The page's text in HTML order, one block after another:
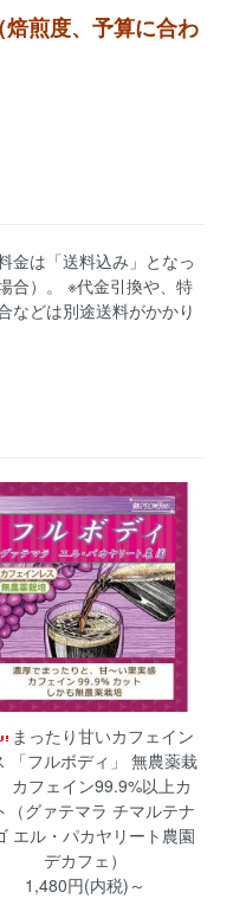
煎度、予算に合わ
金は「送料込み」となっ
合）。 ※代金引換や、特
などは別途送料がかかり
まったり甘いカフェイン
「フルボディ」 無農薬栽
フェイン99.9%以上カ
（グァテマラ チマルテナ
エル・パカヤリート農園
デカフェ）
1,480円(内税)～